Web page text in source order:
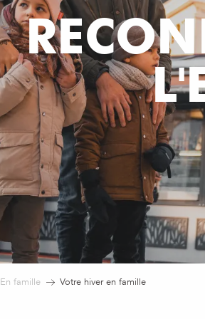
En famille Votre hiver en famille